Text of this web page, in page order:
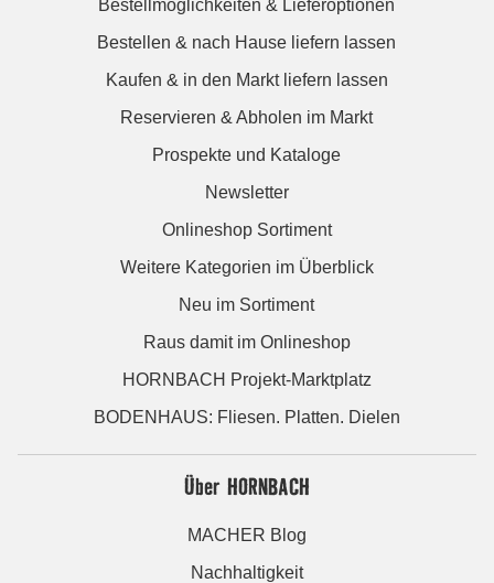
Bestellmöglichkeiten & Lieferoptionen
Bestellen & nach Hause liefern lassen
Kaufen & in den Markt liefern lassen
Reservieren & Abholen im Markt
Prospekte und Kataloge
Newsletter
Onlineshop Sortiment
Weitere Kategorien im Überblick
Neu im Sortiment
Raus damit im Onlineshop
HORNBACH Projekt-Marktplatz
BODENHAUS: Fliesen. Platten. Dielen
Über HORNBACH
MACHER Blog
Nachhaltigkeit